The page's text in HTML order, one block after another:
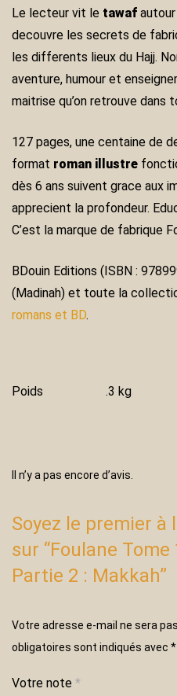
Le lecteur vit le tawaf
decouvre les secrets de
les differents lieux du Hajj.
aventure, humour et
maitrise qu’on retrouve dans
127 pages, une centaine de
format roman illustre
dès 6 ans suivent grace aux
apprecient la profondeur.
C’est la marque de fabrique
BDouin Editions (ISBN :
(Madinah) et toute la
romans et BD.
Poids .3 kg
Il n’y a pas encore d’avis.
Soyez le premier à
sur “Foulane Tome
Partie 2 : Makkah”
Votre adresse e-mail ne sera
obligatoires sont indiqués avec *
Votre note *